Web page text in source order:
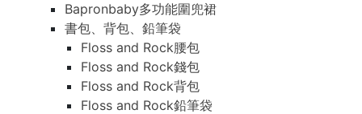
Bapronbaby多功能圍兜裙
書包、背包、鉛筆袋
Floss and Rock腰包
Floss and Rock錢包
Floss and Rock背包
Floss and Rock鉛筆袋